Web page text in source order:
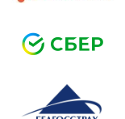
Чт, 13.08.26